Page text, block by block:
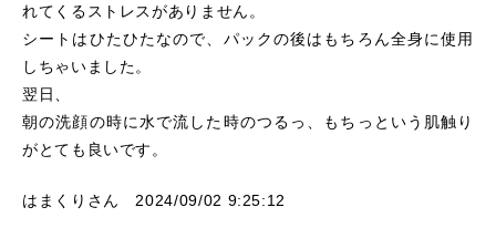
れてくるストレスがありません。
シートはひたひたなので、パックの後はもちろん全身に使用
しちゃいました。
翌日、
朝の洗顔の時に水で流した時のつるっ、もちっという肌触り
がとても良いです。
はまくりさん 2024/09/02 9:25:12